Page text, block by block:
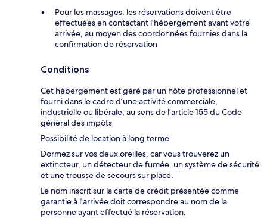
Pour les massages, les réservations doivent être
effectuées en contactant l'hébergement avant votre
arrivée, au moyen des coordonnées fournies dans la
confirmation de réservation
Conditions
Cet hébergement est géré par un hôte professionnel et
fourni dans le cadre d’une activité commerciale,
industrielle ou libérale, au sens de l’article 155 du Code
général des impôts
Possibilité de location à long terme.
Dormez sur vos deux oreilles, car vous trouverez un
extincteur, un détecteur de fumée, un système de sécurité
et une trousse de secours sur place.
Le nom inscrit sur la carte de crédit présentée comme
garantie à l'arrivée doit correspondre au nom de la
personne ayant effectué la réservation.